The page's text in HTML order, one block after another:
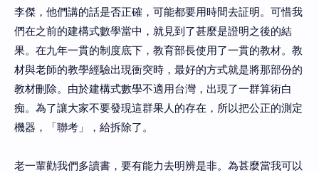
李傑，他們講的話是否正確，可能都要用時間去証明。可惜我
們在之前的建構式數學當中，就見到了甚麼是證明之後的結
果。在九年一貫的制度底下，教育部長使用了一貫的教材。教
材與老師的教學經驗出現衝突時，最好的方式就是將那部份的
教材刪除。由於建構式數學不適用台灣，出現了一群算術白
痴。為了讓大家不要發現這群果人的存在，所以把公正的測定
機器，「聯考」，給拆除了。
老一輩勸我們多讀書，要有能力去明辨是非。為甚麼當我可以